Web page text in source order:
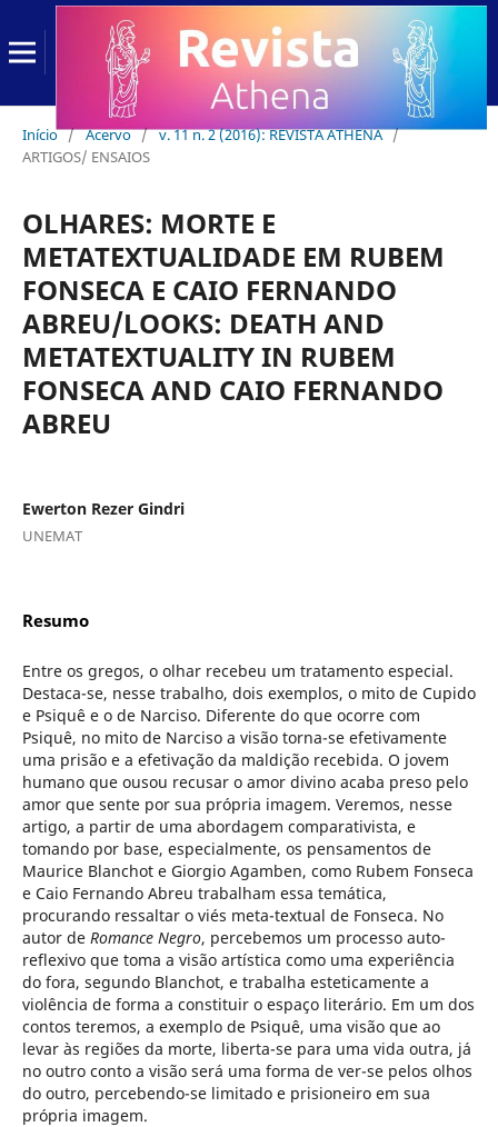
Início / Acervo / v. 11 n. 2 (2016): REVISTA ATHENA /
ARTIGOS/ ENSAIOS
OLHARES: MORTE E
METATEXTUALIDADE EM RUBEM
FONSECA E CAIO FERNANDO
ABREU/LOOKS: DEATH AND
METATEXTUALITY IN RUBEM
FONSECA AND CAIO FERNANDO
ABREU
Ewerton Rezer Gindri
UNEMAT
Resumo
Entre os gregos, o olhar recebeu um tratamento especial.
Destaca-se, nesse trabalho, dois exemplos, o mito de Cupido
e Psiquê e o de Narciso. Diferente do que ocorre com
Psiquê, no mito de Narciso a visão torna-se efetivamente
uma prisão e a efetivação da maldição recebida. O jovem
humano que ousou recusar o amor divino acaba preso pelo
amor que sente por sua própria imagem. Veremos, nesse
artigo, a partir de uma abordagem comparativista, e
tomando por base, especialmente, os pensamentos de
Maurice Blanchot e Giorgio Agamben, como Rubem Fonseca
e Caio Fernando Abreu trabalham essa temática,
procurando ressaltar o viés meta-textual de Fonseca. No
autor de Romance Negro, percebemos um processo auto-
reflexivo que toma a visão artística como uma experiência
do fora, segundo Blanchot, e trabalha esteticamente a
violência de forma a constituir o espaço literário. Em um dos
contos teremos, a exemplo de Psiquê, uma visão que ao
levar às regiões da morte, liberta-se para uma vida outra, já
no outro conto a visão será uma forma de ver-se pelos olhos
do outro, percebendo-se limitado e prisioneiro em sua
própria imagem.